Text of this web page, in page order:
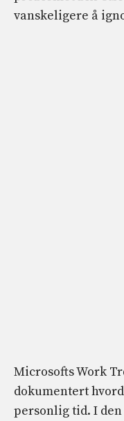
vanskeligere å
Microsofts Work
dokumentert
personlig tid. I